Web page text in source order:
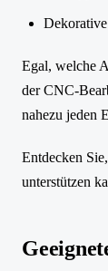
Egal, welche
der CNC-
nahezu jeden
Entdecken
unterstützen